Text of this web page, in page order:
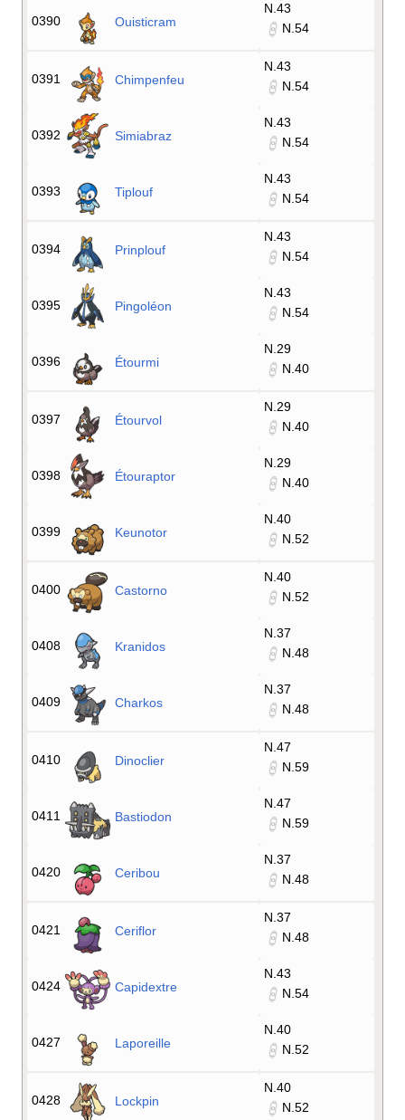
0390 Ouisticram
N.43
N.54
0391 Chimpenfeu
N.43
N.54
0392 Simiabraz
N.43
N.54
0393 Tiplouf
N.43
N.54
0394 Prinplouf
N.43
N.54
0395 Pingoléon
N.43
N.54
0396 Étourmi
N.29
N.40
0397 Étourvol
N.29
N.40
0398 Étouraptor
N.29
N.40
0399 Keunotor
N.40
N.52
0400 Castorno
N.40
N.52
0408 Kranidos
N.37
N.48
0409 Charkos
N.37
N.48
0410 Dinoclier
N.47
N.59
0411 Bastiodon
N.47
N.59
0420 Ceribou
N.37
N.48
0421 Ceriflor
N.37
N.48
0424 Capidextre
N.43
N.54
0427 Laporeille
N.40
N.52
0428 Lockpin
N.40
N.52